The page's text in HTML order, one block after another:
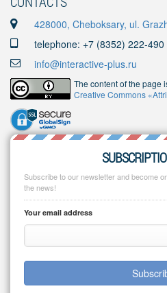
428000, Cheboksary, ul.
telephone: +7 (8352) 222-490
info@interactive-plus.ru
The content of the page
Creative Commons
Subscribe to our newsletter and become
the news!
Your email address